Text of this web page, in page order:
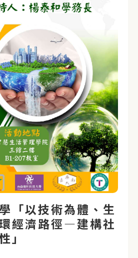
「以技術為體、生
經濟路徑—建構社
」